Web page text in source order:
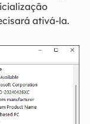
ativá-la.